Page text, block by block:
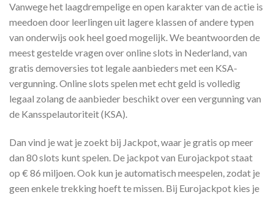
Vanwege het laagdrempelige en open karakter van de actie is
meedoen door leerlingen uit lagere klassen of andere typen
van onderwijs ook heel goed mogelijk. We beantwoorden de
meest gestelde vragen over online slots in Nederland, van
gratis demoversies tot legale aanbieders met een KSA-
vergunning. Online slots spelen met echt geld is volledig
legaal zolang de aanbieder beschikt over een vergunning van
de Kansspelautoriteit (KSA).
Dan vind je wat je zoekt bij Jackpot, waar je gratis op meer
dan 80 slots kunt spelen. De jackpot van Eurojackpot staat
op € 86 miljoen. Ook kun je automatisch meespelen, zodat je
geen enkele trekking hoeft te missen. Bij Eurojackpot kies je